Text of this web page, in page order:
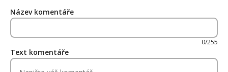
Název komentáře
0/255
Text komentáře